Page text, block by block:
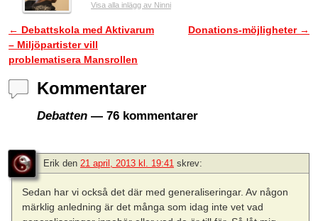
Visa alla inlägg av Ninni
Inläggsnavigering
← Debattskola med Aktivarum
– Miljöpartister vill
problematisera Mansrollen
Donations-möjligheter →
Kommentarer
Debatten — 76 kommentarer
Erik den 21 april, 2013 kl. 19:41 skrev:
Sedan har vi också det där med generaliseringar. Av någon
märklig anledning är det många som idag inte vet vad